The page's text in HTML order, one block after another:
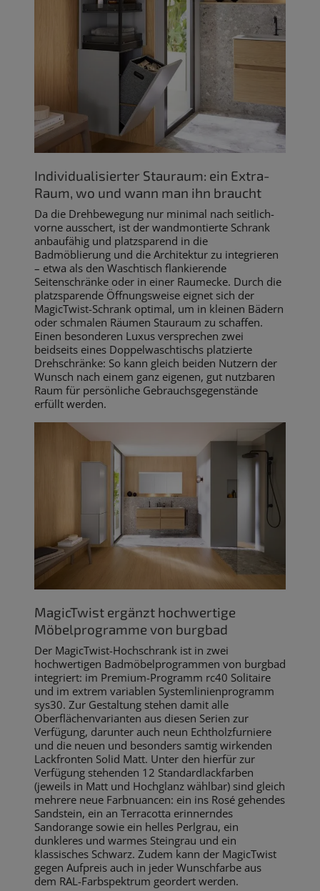
Individualisierter Stauraum: ein Extra-
Raum, wo und wann man ihn braucht
Da die Drehbewegung nur minimal nach seitlich-
vorne ausschert, ist der wandmontierte Schrank
anbaufähig und platzsparend in die
Badmöblierung und die Architektur zu integrieren
– etwa als den Waschtisch flankierende
Seitenschränke oder in einer Raumecke. Durch die
platzsparende Öffnungsweise eignet sich der
MagicTwist-Schrank optimal, um in kleinen Bädern
oder schmalen Räumen Stauraum zu schaffen.
Einen besonderen Luxus versprechen zwei
beidseits eines Doppelwaschtischs platzierte
Drehschränke: So kann gleich beiden Nutzern der
Wunsch nach einem ganz eigenen, gut nutzbaren
Raum für persönliche Gebrauchsgegenstände
erfüllt werden.
MagicTwist ergänzt hochwertige
Möbelprogramme von burgbad
Der MagicTwist-Hochschrank ist in zwei
hochwertigen Badmöbelprogrammen von burgbad
integriert: im Premium-Programm rc40 Solitaire
und im extrem variablen Systemlinienprogramm
sys30. Zur Gestaltung stehen damit alle
Oberflächenvarianten aus diesen Serien zur
Verfügung, darunter auch neun Echtholzfurniere
und die neuen und besonders samtig wirkenden
Lackfronten Solid Matt. Unter den hierfür zur
Verfügung stehenden 12 Standardlackfarben
(jeweils in Matt und Hochglanz wählbar) sind gleich
mehrere neue Farbnuancen: ein ins Rosé gehendes
Sandstein, ein an Terracotta erinnerndes
Sandorange sowie ein helles Perlgrau, ein
dunkleres und warmes Steingrau und ein
klassisches Schwarz. Zudem kann der MagicTwist
gegen Aufpreis auch in jeder Wunschfarbe aus
dem RAL-Farbspektrum geordert werden.